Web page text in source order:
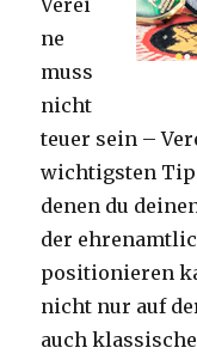
Verei
ne
muss
nicht
teuer sein –
wichtigsten
denen du
der
positionieren
nicht nur auf
auch